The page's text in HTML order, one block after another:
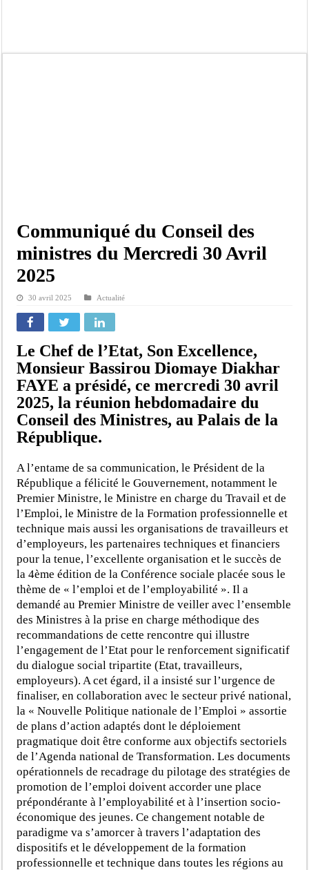
Communiqué du Conseil des
ministres du Mercredi 30 Avril
2025
30 avril 2025 Actualité
Le Chef de l’Etat, Son Excellence,
Monsieur Bassirou Diomaye Diakhar
FAYE a présidé, ce mercredi 30 avril
2025, la réunion hebdomadaire du
Conseil des Ministres, au Palais de la
République.
A l’entame de sa communication, le Président de la
République a félicité le Gouvernement, notamment le
Premier Ministre, le Ministre en charge du Travail et de
l’Emploi, le Ministre de la Formation professionnelle et
technique mais aussi les organisations de travailleurs et
d’employeurs, les partenaires techniques et financiers
pour la tenue, l’excellente organisation et le succès de
la 4ème édition de la Conférence sociale placée sous le
thème de « l’emploi et de l’employabilité ». Il a
demandé au Premier Ministre de veiller avec l’ensemble
des Ministres à la prise en charge méthodique des
recommandations de cette rencontre qui illustre
l’engagement de l’Etat pour le renforcement significatif
du dialogue social tripartite (Etat, travailleurs,
employeurs). A cet égard, il a insisté sur l’urgence de
finaliser, en collaboration avec le secteur privé national,
la « Nouvelle Politique nationale de l’Emploi » assortie
de plans d’action adaptés dont le déploiement
pragmatique doit être conforme aux objectifs sectoriels
de l’Agenda national de Transformation. Les documents
opérationnels de recadrage du pilotage des stratégies de
promotion de l’emploi doivent accorder une place
prépondérante à l’employabilité et à l’insertion socio-
économique des jeunes. Ce changement notable de
paradigme va s’amorcer à travers l’adaptation des
dispositifs et le développement de la formation
professionnelle et technique dans toutes les régions au